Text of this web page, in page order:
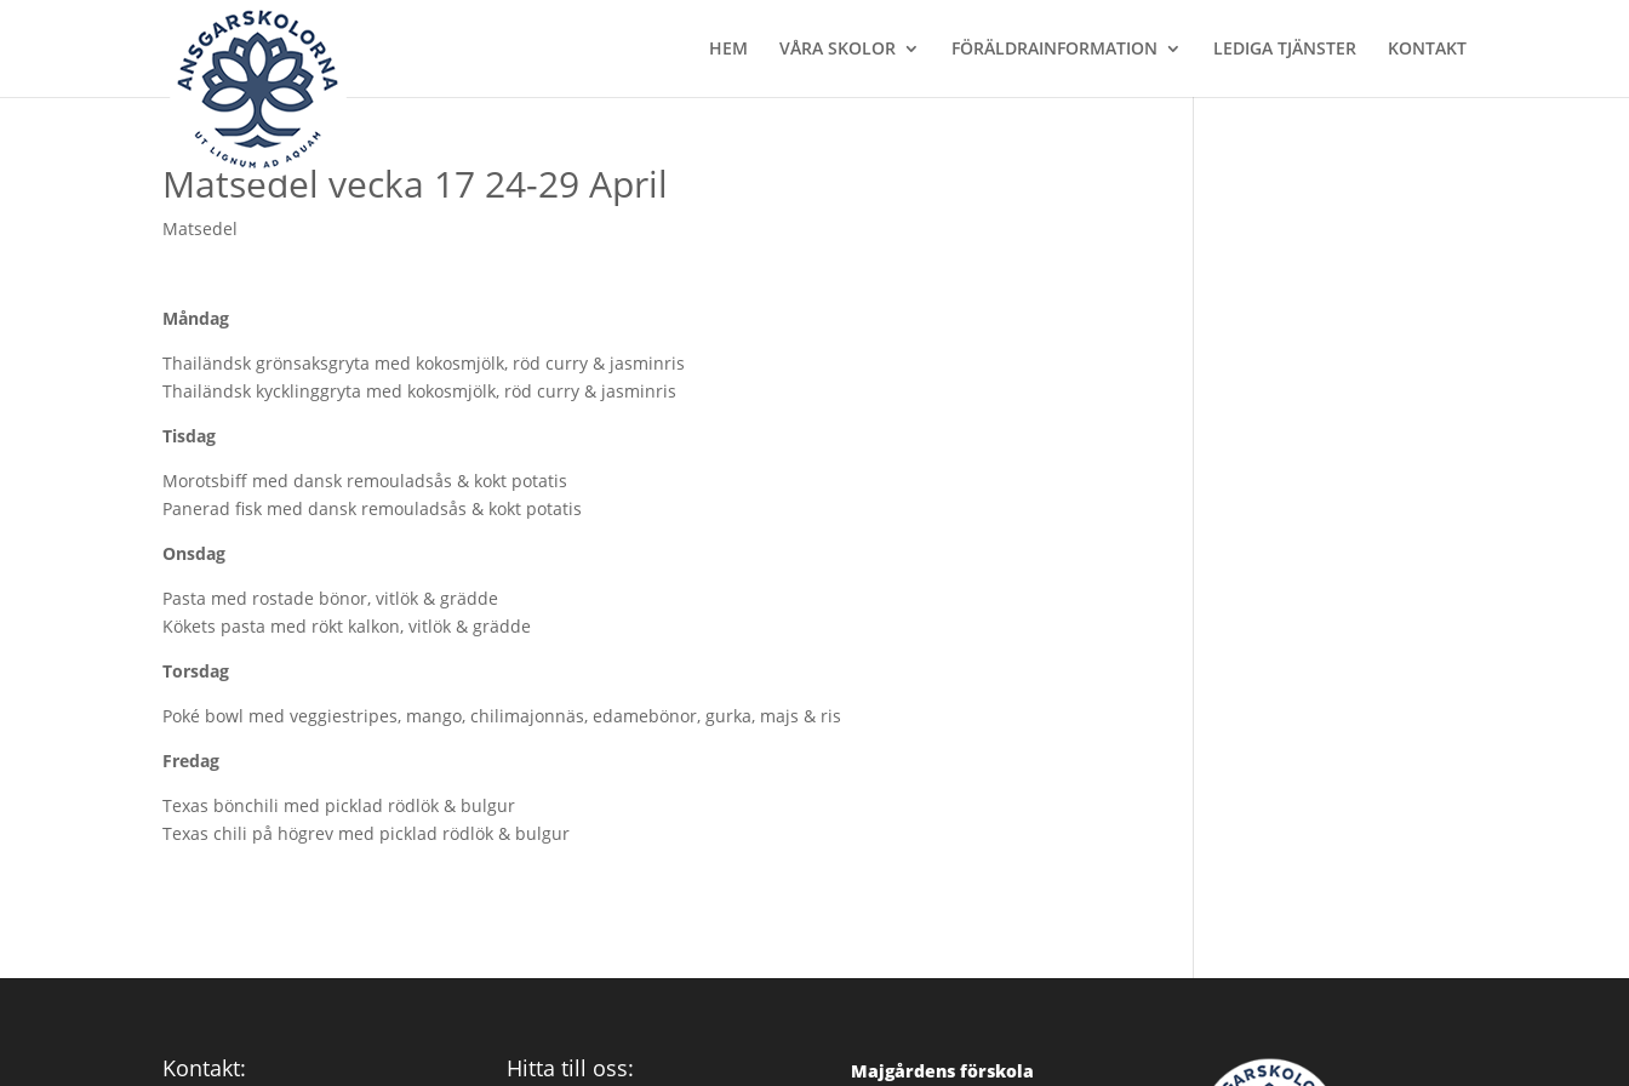
HEM VÅRA SKOLOR FÖRÄLDRAINFORMATION LEDIGA TJÄNSTER KONTAKT
Matsedel vecka 17 24-29 April
Matsedel
Måndag
Thailändsk grönsaksgryta med kokosmjölk, röd curry & jasminris
Thailändsk kycklinggryta med kokosmjölk, röd curry & jasminris
Tisdag
Morotsbiff med dansk remouladsås & kokt potatis
Panerad fisk med dansk remouladsås & kokt potatis
Onsdag
Pasta med rostade bönor, vitlök & grädde
Kökets pasta med rökt kalkon, vitlök & grädde
Torsdag
Poké bowl med veggiestripes, mango, chilimajonnäs, edamebönor, gurka, majs & ris
Fredag
Texas bönchili med picklad rödlök & bulgur
Texas chili på högrev med picklad rödlök & bulgur
Kontakt: Hitta till oss: Majgårdens förskola